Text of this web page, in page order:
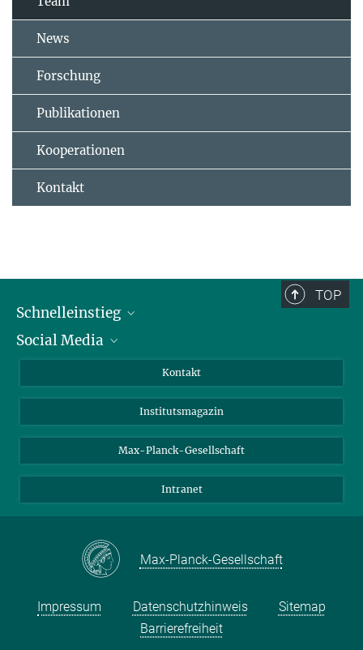
News
Forschung
Publikationen
Kooperationen
Kontakt
TOP
Schnelleinstieg
Alumni
Schulen
Studierende
Social Media
Facebook
YouTube
Kontakt
Institutsmagazin
Max-Planck-Gesellschaft
Intranet
Max-Planck-Gesellschaft
Impressum Datenschutzhinweis
Sitemap
Barrierefreiheit